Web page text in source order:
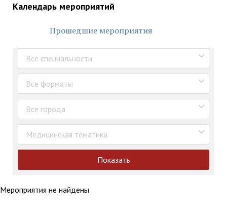
Календарь мероприятий
Прошедшие мероприятия
Все специальности
Все форматы
Все города
Медицинская тематика
Показать
Мероприятия не найдены